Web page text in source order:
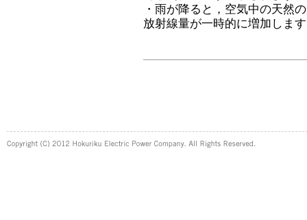
・雨が降ると，空気中の天然
放射線量が一時的に増加しま